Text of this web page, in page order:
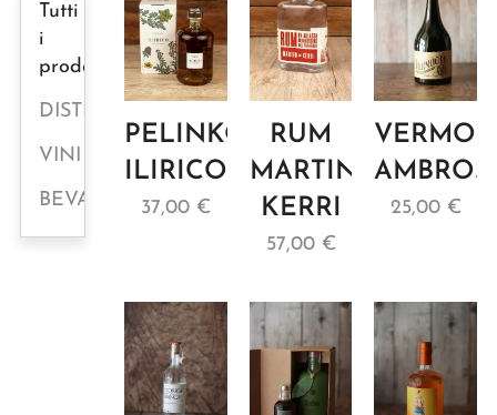
Tutti
i
prodotti
DISTILLATI
VINI
BEVANDE
PELINKOVAC
ILIRICO
37,00€
RUM
MARTIN
KERRI
57,00€
25,00€